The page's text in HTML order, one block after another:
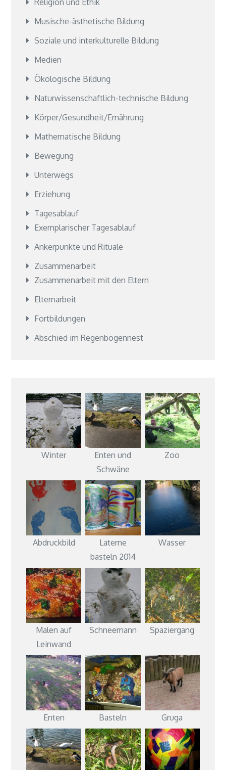
Religion und Ethik
Musische-ästhetische Bildung
Soziale und interkulturelle Bildung
Medien
Ökologische Bildung
Naturwissenschaftlich-technische Bildung
Körper/Gesundheit/Ernährung
Mathematische Bildung
Bewegung
Unterwegs
Erziehung
Tagesablauf
Exemplarischer Tagesablauf
Ankerpunkte und Rituale
Zusammenarbeit
Zusammenarbeit mit den Eltern
Elternarbeit
Fortbildungen
Abschied im Regenbogennest
Winter
Enten und
Schwäne
Zoo
Abdruckbild
Laterne
basteln 2014
Wasser
Malen auf
Leinwand
Schneemann Spaziergang
Enten Basteln Gruga